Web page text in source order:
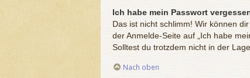
Ich habe mein Passwort
Das ist nicht schlimm! Wir können
der Anmelde-Seite auf „Ich habe
Solltest du trotzdem nicht in der
Nach oben